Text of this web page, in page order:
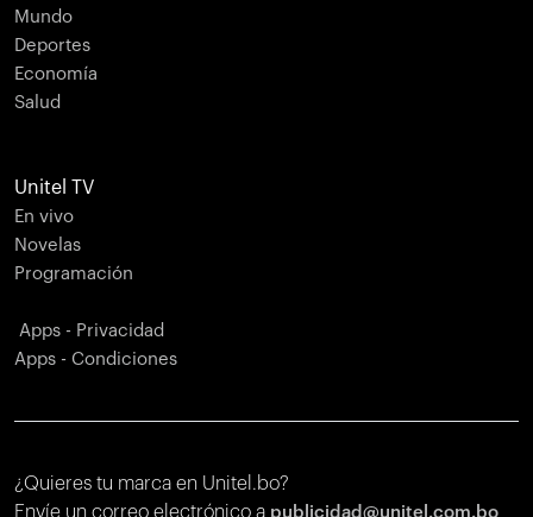
Mundo
Deportes
Economía
Salud
Unitel TV
En vivo
Novelas
Programación
Apps - Privacidad
Apps - Condiciones
¿Quieres tu marca en Unitel.bo?
Envíe un correo electrónico a publicidad@unitel.com.bo